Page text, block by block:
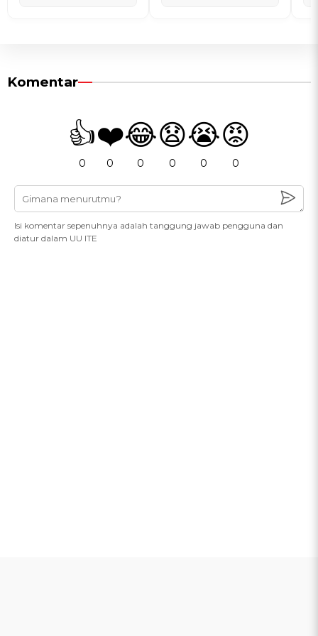
Komentar
👍
0
❤️
0
😂
0
😧
0
😭
0
😡
0
Isi komentar sepenuhnya adalah tanggung jawab pengguna dan
diatur dalam UU ITE